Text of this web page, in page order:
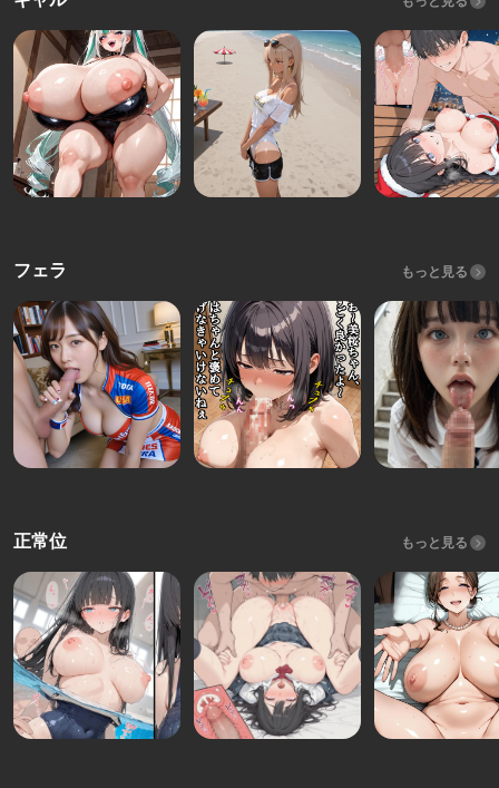
フェラ もっと見る
正常位 もっと見る